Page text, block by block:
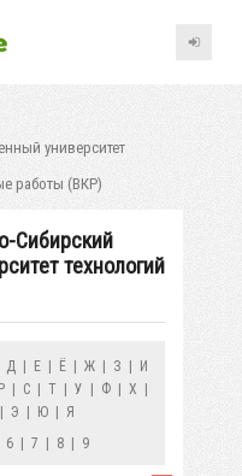
университет
работы (ВКР)
Сибирский
технологий
Д Е Ё Ж З
И
Р С Т У Ф Х
Э Ю
Я
6 7 8 9